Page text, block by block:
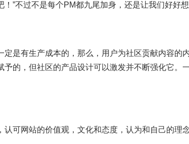
！”不过不是每个PM都九尾加身，还是让我们好好
定是有生产成本的，那么，用户为社区贡献内容的
予的，但社区的产品设计可以激发并不断强化它。
认可网站的价值观，文化和态度，认为和自己的理